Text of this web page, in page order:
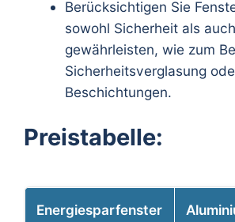
Berücksichtigen Sie
sowohl Sicherheit als
gewährleisten, wie zum
Sicherheitsverglasung
Beschichtungen.
Preistabelle:
Energiesparfenster